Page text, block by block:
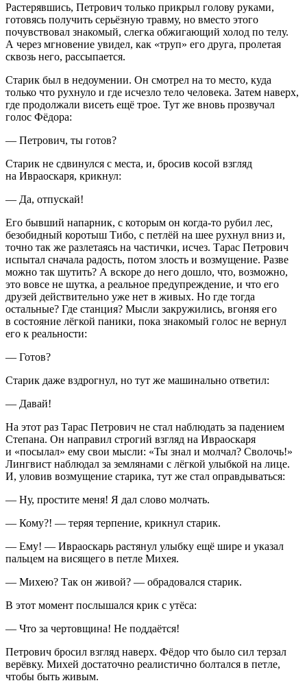
Растерявшись, Петрович только прикрыл голову руками,
готовясь получить серьёзную травму, но вместо этого
почувствовал знакомый, слегка обжигающий холод по телу.
А через мгновение увидел, как «труп» его друга, пролетая
сквозь него, рассыпается.
Старик был в недоумении. Он смотрел на то место, куда
только что рухнуло и где исчезло тело человека. Затем наверх,
где продолжали висеть ещё трое. Тут же вновь прозвучал
голос Фёдора:
— Петрович, ты готов?
Старик не сдвинулся с места, и, бросив косой взгляд
на Ивраоскаря, крикнул:
— Да, отпускай!
Его бывший напарник, с которым он когда-то рубил лес,
безобидный коротыш Тибо, с петлёй на шее рухнул вниз и,
точно так же разлетаясь на частички, исчез. Тарас Петрович
испытал сначала радость, потом злость и возмущение. Разве
можно так шутить? А вскоре до него дошло, что, возможно,
это вовсе не шутка, а реальное предупреждение, и что его
друзей действительно уже нет в живых. Но где тогда
остальные? Где станция? Мысли закружились, вгоняя его
в состояние лёгкой паники, пока знакомый голос не вернул
его к реальности:
— Готов?
Старик даже вздрогнул, но тут же машинально ответил:
— Давай!
На этот раз Тарас Петрович не стал наблюдать за падением
Степана. Он направил строгий взгляд на Ивраоскаря
и «посылал» ему свои мысли: «Ты знал и молчал? Сволочь!»
Лингвист наблюдал за землянами с лёгкой улыбкой на лице.
И, уловив возмущение старика, тут же стал оправдываться:
— Ну, простите меня! Я дал слово молчать.
— Кому?! — теряя терпение, крикнул старик.
— Ему! — Ивраоскарь растянул улыбку ещё шире и указал
пальцем на висящего в петле Михея.
— Михею? Так он живой? — обрадовался старик.
В этот момент послышался крик с утёса:
— Что за чертовщина! Не поддаётся!
Петрович бросил взгляд наверх. Фёдор что было сил терзал
верёвку. Михей достаточно реалистично болтался в петле,
чтобы быть живым.